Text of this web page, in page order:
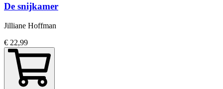
De snijkamer
Jilliane Hoffman
€ 22,99